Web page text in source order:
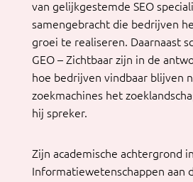
van gelijkgestemde SEO
samengebracht die bedrijven
groei te realiseren. Daarnaast
GEO – Zichtbaar zijn in de
hoe bedrijven vindbaar blijven
zoekmachines het
hij spreker.
Zijn academische achtergrond in
Informatiewetenschappen aan